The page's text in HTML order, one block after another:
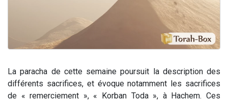
La paracha de cette semaine poursuit la description des
différents sacrifices, et évoque notamment les sacrifices
de « remerciement », « Korban Toda », à Hachem. Ces